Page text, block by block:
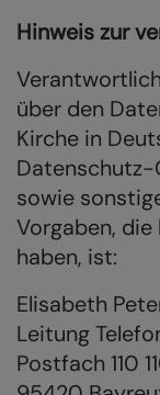
Hinweis zur
über den
Kirche in
Datenschutz-
sowie
Vorgaben,
haben, ist:
Elisabeth
Leitung
Postfach 110